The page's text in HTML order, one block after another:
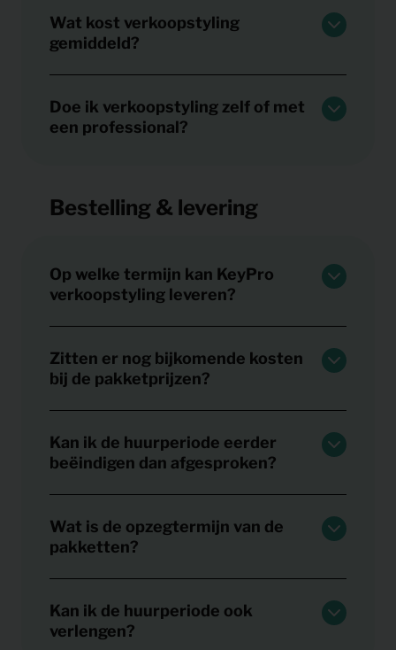
Wat kost verkoopstyling
gemiddeld?
Doe ik verkoopstyling zelf of met
een professional?
Bestelling & levering
Op welke termijn kan KeyPro
verkoopstyling leveren?
Zitten er nog bijkomende kosten
bij de pakketprijzen?
Kan ik de huurperiode eerder
beëindigen dan afgesproken?
Wat is de opzegtermijn van de
pakketten?
Kan ik de huurperiode ook
verlengen?